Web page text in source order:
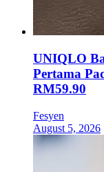
UNIQLO
Pertama
RM59.90
Fesyen
August 5, 2026